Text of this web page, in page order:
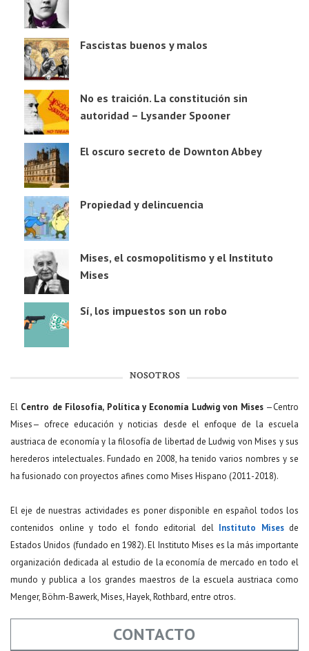
Fascistas buenos y malos
No es traición. La constitución sin
autoridad – Lysander Spooner
El oscuro secreto de Downton Abbey
Propiedad y delincuencia
Mises, el cosmopolitismo y el Instituto
Mises
Sí, los impuestos son un robo
NOSOTROS
El Centro de Filosofía, Política y Economía Ludwig von Mises—Centro
Mises— ofrece educación y noticias desde el enfoque de la escuela
austriaca de economía y la filosofía de libertad de Ludwig von Mises y sus
herederos intelectuales. Fundado en 2008, ha tenido varios nombres y se
ha fusionado con proyectos afines como Mises Hispano (2011-2018).
El eje de nuestras actividades es poner disponible en español todos los
contenidos online y todo el fondo editorial del Instituto Misesde
Estados Unidos (fundado en 1982). El Instituto Mises es la más importante
organización dedicada al estudio de la economía de mercado en todo el
mundo y publica a los grandes maestros de la escuela austriaca como
Menger, Böhm-Bawerk, Mises, Hayek, Rothbard, entre otros.
CONTACTO